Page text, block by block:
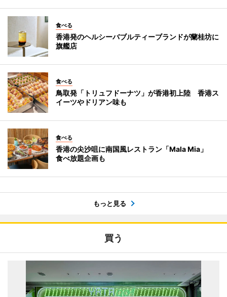
食べる
香港発のヘルシーバブルティーブランドが蘭桂坊に
旗艦店
食べる
鳥取発「トリュフドーナツ」が香港初上陸 香港ス
イーツやドリアン味も
食べる
香港の尖沙咀に南国風レストラン「Mala Mia」
食べ放題企画も
もっと見る
買う